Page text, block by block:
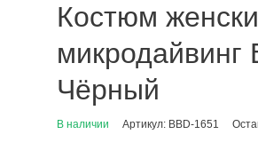
Костюм
микродайвинг
Чёрный
В наличии Артикул: BBD-1651